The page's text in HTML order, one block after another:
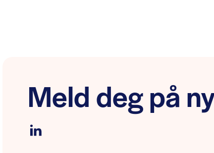
Meld deg på